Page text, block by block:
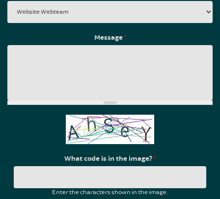
Message*
What code is in the image?*
Enter the characters shown in the image.